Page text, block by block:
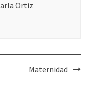
Ortiz
Maternidad